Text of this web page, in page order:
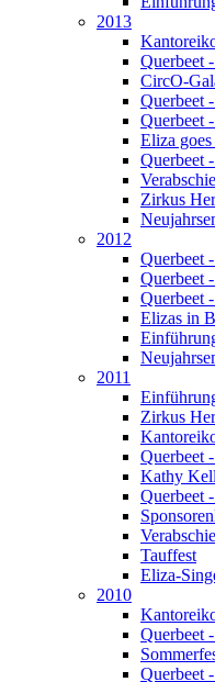
2013
Querbeet
CircO-
Querbeet
Querbeet
Eliza
Querbeet
Zirkus
2012
Querbeet
Querbeet
Querbeet
Elizas in
2011
Zirkus
Querbeet
Kathy
Querbeet
Tauffest
Eliza-
2010
Querbeet
Querbeet